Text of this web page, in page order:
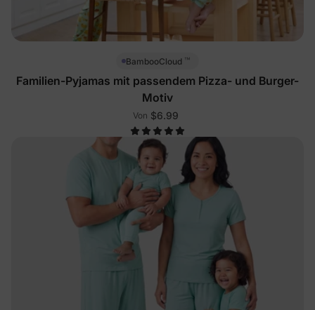
BambooCloud ™
Familien-Pyjamas mit passendem Pizza- und Burger-
Motiv
Von $6.99